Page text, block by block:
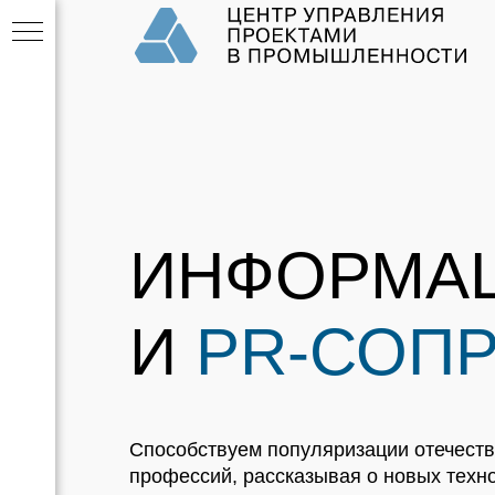
Способствуем популяризации
профессий, рассказывая о новых
И PR-